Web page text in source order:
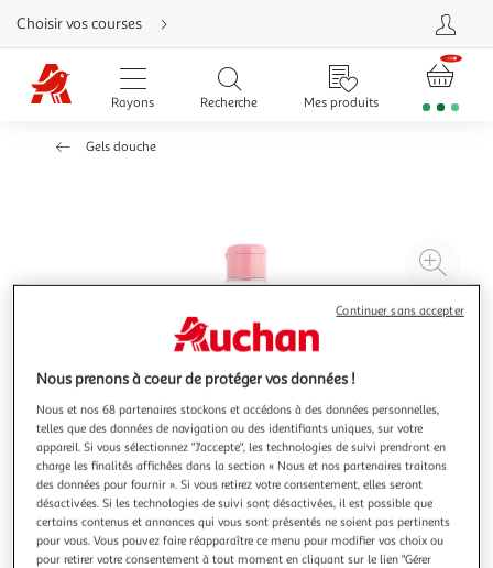
Aller
directement
au
contenu
Aller
directement
Aller
besoin
Choisir vos courses
Rayons Recherche Mes produits
Gels douche
à
Illustration
précédente
Illustration
suivante
Nous prenons à coeur de protéger vos données !
Nous et nos 68 partenaires stockons et accédons à des données personnelles,
telles que des données de navigation ou des identifiants uniques, sur votre
appareil. Si vous sélectionnez "J'accepte", les technologies de suivi prendront en
charge les finalités affichées dans la section « Nous et nos partenaires traitons
des données pour fournir ». Si vous retirez votre consentement, elles seront
désactivées. Si les technologies de suivi sont désactivées, il est possible que
certains contenus et annonces qui vous sont présentés ne soient pas pertinents
pour vous. Vous pouvez faire réapparaître ce menu pour modifier vos choix ou
pour retirer votre consentement à tout moment en cliquant sur le lien "Gérer
Continuer sans accepter